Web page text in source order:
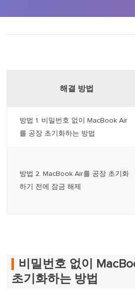
해결 방법
방법 1. 비밀번호 없이 MacBook Air
를 공장 초기화하는 방법
방법 2. MacBook Air를 공장 초기화
하기 전에 잠금 해제
비밀번호 없이
초기화하는 방법